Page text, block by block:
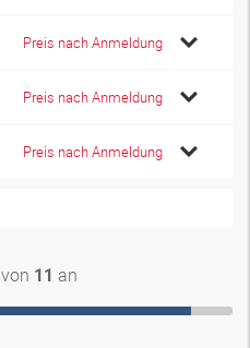
Preis nach Anmeldung
Preis nach Anmeldung
Preis nach Anmeldung
von 11 an